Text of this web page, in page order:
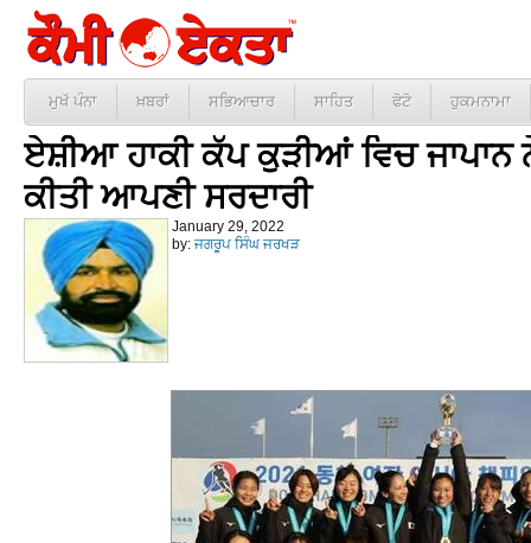
ਮੁਖੱ ਪੰਨਾ ਖ਼ਬਰਾਂ ਸਭਿਆਚਾਰ ਸਾਹਿਤ ਫੋਟੋ ਹੁਕਮਨਾਮਾ
ਏਸ਼ੀਆ ਹਾਕੀ ਕੱਪ ਕੁੜੀਆਂ ਵਿਚ ਜਾਪਾਨ
ਕੀਤੀ ਆਪਣੀ ਸਰਦਾਰੀ
January 29, 2022
by: ਜਗਰੂਪ ਸਿੰਘ ਜਰਖੜ